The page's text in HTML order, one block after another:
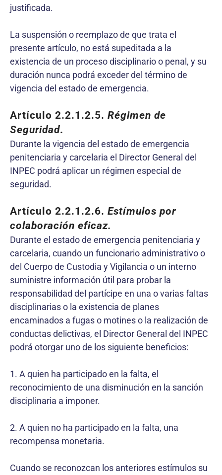
justificada.
La suspensión o reemplazo de que trata el
presente artículo, no está supeditada a la
existencia de un proceso disciplinario o penal, y su
duración nunca podrá exceder del término de
vigencia del estado de emergencia.
Artículo 2.2.1.2.5. Régimen de
Seguridad.
Durante la vigencia del estado de emergencia
penitenciaria y carcelaria el Director General del
INPEC podrá aplicar un régimen especial de
seguridad.
Artículo 2.2.1.2.6. Estímulos por
colaboración eficaz.
Durante el estado de emergencia penitenciaria y
carcelaria, cuando un funcionario administrativo o
del Cuerpo de Custodia y Vigilancia o un interno
suministre información útil para probar la
responsabilidad del partícipe en una o varias faltas
disciplinarias o la existencia de planes
encaminados a fugas o motines o la realización de
conductas delictivas, el Director General del INPEC
podrá otorgar uno de los siguiente beneficios:
1. A quien ha participado en la falta, el
reconocimiento de una disminución en la sanción
disciplinaria a imponer.
2. A quien no ha participado en la falta, una
recompensa monetaria.
Cuando se reconozcan los anteriores estímulos su